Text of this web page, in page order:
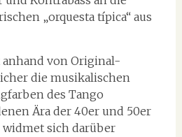
„orquesta típica“ aus
anhand von Original-
die musikalischen
des Tango
Ära der 40er und 50er
widmet sich darüber